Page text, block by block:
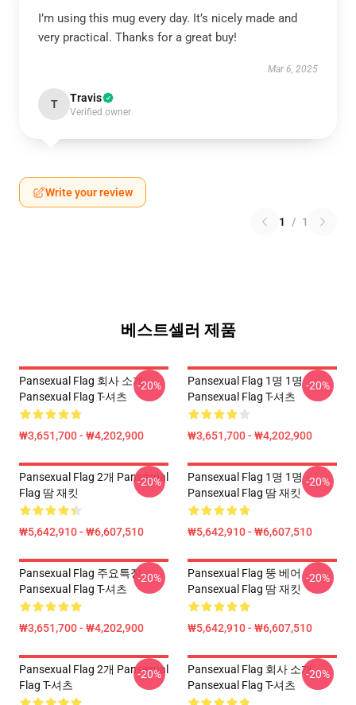
I’m using this mug every day. It’s nicely made and
very practical. Thanks for a great buy!
Mar 6, 2025
T Travis
Verified owner
Write your review
1 / 1
베스트셀러 제품
Pansexual Flag 회사 소개
Pansexual Flag T-셔츠
₩3,651,700 - ₩4,202,900
-20%
Pansexual Flag 1명 1명
Pansexual Flag T-셔츠
₩3,651,700 - ₩4,202,900
-20%
Pansexual Flag 2개 Pansexual
Flag 땀 재킷
₩5,642,910 - ₩6,607,510
-20%
Pansexual Flag 1명 1명
Pansexual Flag 땀 재킷
₩5,642,910 - ₩6,607,510
-20%
Pansexual Flag 주요특징
Pansexual Flag T-셔츠
₩3,651,700 - ₩4,202,900
-20%
Pansexual Flag 뚱 베어
Pansexual Flag 땀 재킷
₩5,642,910 - ₩6,607,510
-20%
Pansexual Flag 2개 Pansexual
Flag T-셔츠
-20%
Pansexual Flag 회사 소개
Pansexual Flag T-셔츠
-20%